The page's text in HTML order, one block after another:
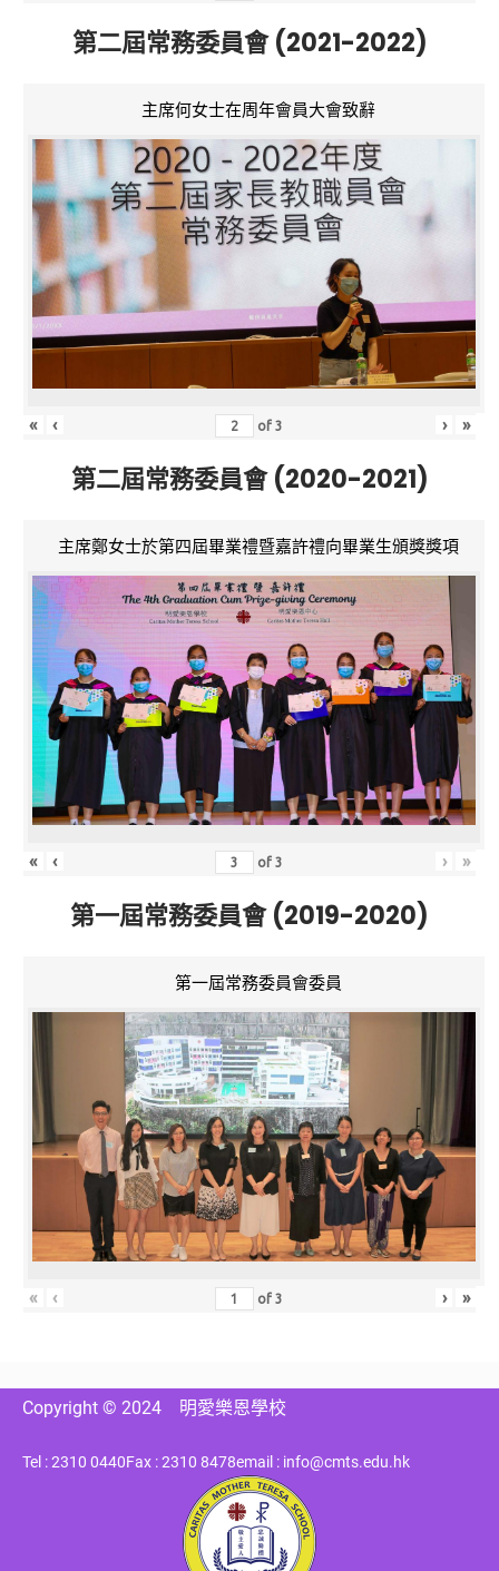
第二屆常務委員會 (2021-2022)
主席何女士在周年會員大會致辭
« ‹ of3 › »
第二屆常務委員會 (2020-2021)
主席鄭女士於第四屆畢業禮暨嘉許禮向畢業生頒獎獎項
« ‹ of3 › »
第一屆常務委員會 (2019-2020)
第一屆常務委員會委員
« ‹ of3 › »
Copyright © 2024 明愛樂恩學校
Tel : 2310 0440Fax : 2310 8478email : info@cmts.edu.hk